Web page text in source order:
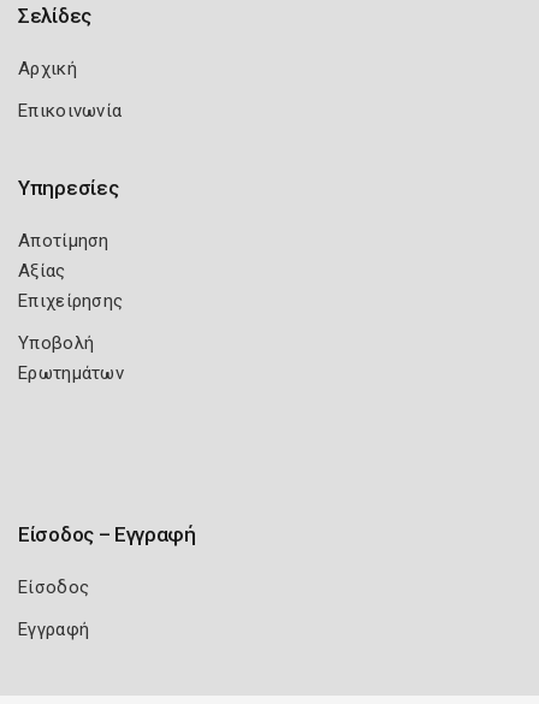
Σελίδες
Αρχική
Επικοινωνία
Υπηρεσίες
Αποτίμηση
Αξίας
Επιχείρησης
Υποβολή
Ερωτημάτων
Είσοδος – Εγγραφή
Είσοδος
Εγγραφή